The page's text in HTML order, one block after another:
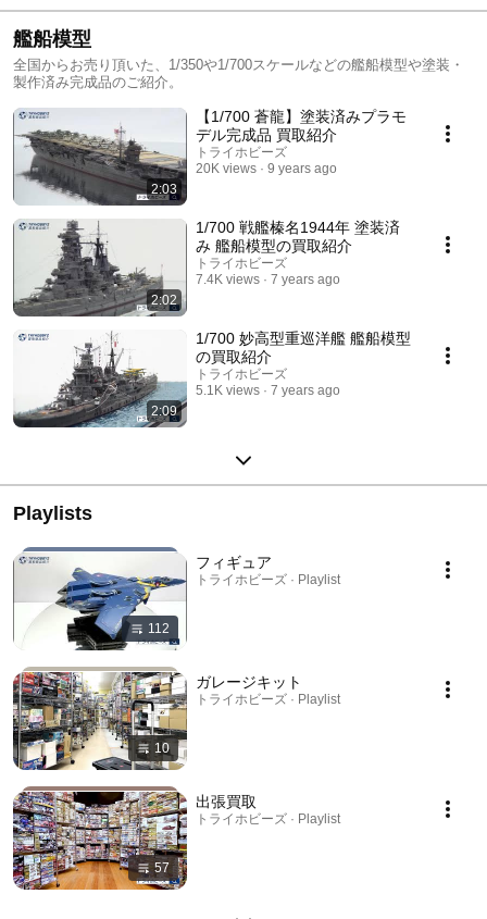
艦船模型
全国からお売り頂いた、1/350や1/700スケールなどの艦船模型や塗装・
製作済み完成品のご紹介。
2:03
【1/700 蒼龍】塗装済みプラモ
デル完成品 買取紹介
トライホビーズ
20K views
9 years ago
2:02
1/700 戦艦榛名1944年 塗装済
み 艦船模型の買取紹介
トライホビーズ
7.4K views
7 years ago
2:09
1/700 妙高型重巡洋艦 艦船模型
の買取紹介
トライホビーズ
5.1K views
7 years ago
Playlists
112
フィギュア
トライホビーズ · Playlist
10
ガレージキット
トライホビーズ · Playlist
57
出張買取
トライホビーズ · Playlist